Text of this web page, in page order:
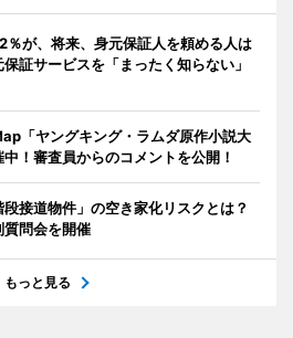
が、将来、身元保証人を頼める人は
証サービスを「まったく知らない」
「ヤングキング・ラムダ原作小説大
！審査員からのコメントを公開！
接道物件」の空き家化リスクとは？
問会を開催
もっと見る